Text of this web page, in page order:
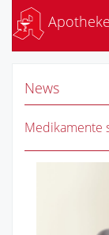
News
Medikamente